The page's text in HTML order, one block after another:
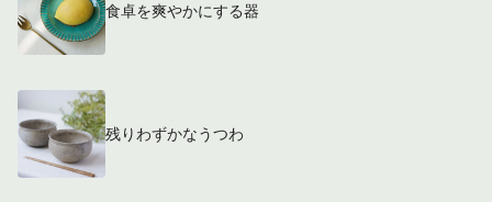
食卓を爽やかにする器
残りわずかなうつわ